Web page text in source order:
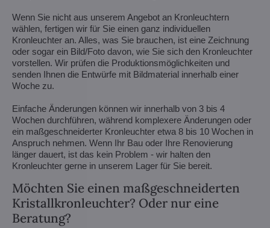
Wenn Sie nicht aus unserem Angebot an Kronleuchtern
wählen, fertigen wir für Sie einen ganz individuellen
Kronleuchter an. Alles, was Sie brauchen, ist eine Zeichnung
oder sogar ein Bild/Foto davon, wie Sie sich den Kronleuchter
vorstellen. Wir prüfen die Produktionsmöglichkeiten und
senden Ihnen die Entwürfe mit Bildmaterial innerhalb einer
Woche zu.
Einfache Änderungen können wir innerhalb von 3 bis 4
Wochen durchführen, während komplexere Änderungen oder
ein maßgeschneiderter Kronleuchter etwa 8 bis 10 Wochen in
Anspruch nehmen. Wenn Ihr Bau oder Ihre Renovierung
länger dauert, ist das kein Problem - wir halten den
Kronleuchter gerne in unserem Lager für Sie bereit.
Möchten Sie einen maßgeschneiderten
Kristallkronleuchter? Oder nur eine
Beratung?